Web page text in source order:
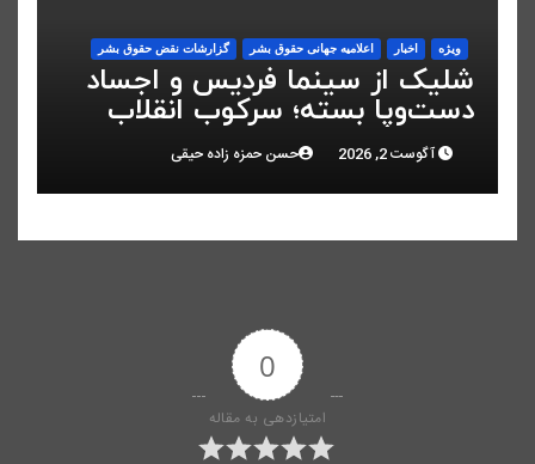
ویژه اخبار اعلاميه جهانی حقوق بشر گزارشات نقض حقوق بشر
شلیک از سینما فردیس و اجساد
دست‌وپا بسته؛ سرکوب انقلاب
ملی در البرز
آگوست 2, 2026 حسن حمزه زاده حیقی
0
امتیازدهی به مقاله